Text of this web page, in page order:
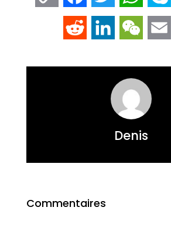
Link
Reddit LinkedIn
Denis
Commentaires